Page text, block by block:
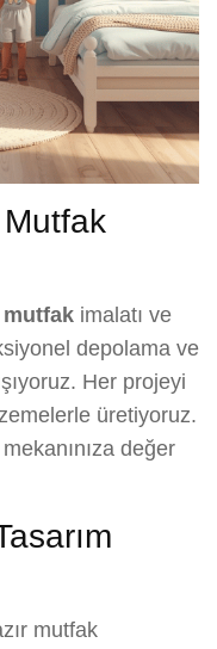
mutfak imalatı ve
depolama ve
Her projeyi
üretiyoruz.
değer
mutfak